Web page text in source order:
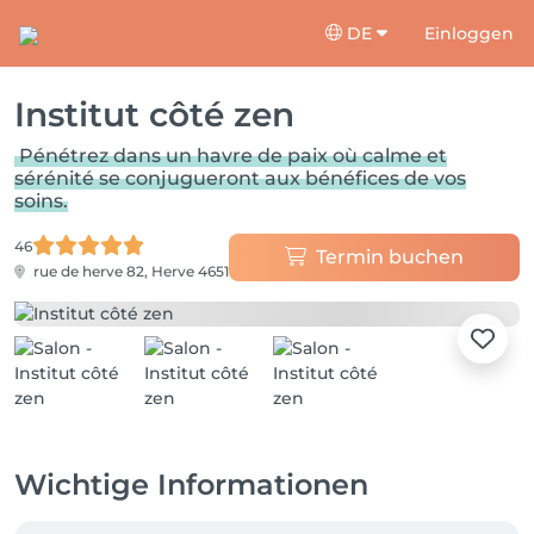
DE Einloggen
Institut côté zen
Pénétrez dans un havre de paix où calme et
sérénité se conjugueront aux bénéfices de vos
soins.
46
rue de herve 82, Herve 4651
Termin buchen
Wichtige Informationen